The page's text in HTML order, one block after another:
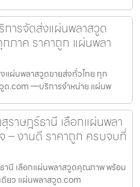
ารจัดส่งแผ่นพลาสวูด
ภาค ราคาถูก แผ่นพลา
แผ่นพลาสวูดขายส่งทั่วไทย ทุก
ด.com —บริการจำหน่าย แผ่นพ
ราษฎร์ธานี เลือกแผ่นพลา
– งานดี ราคาถูก ครบจบที่
านี เลือกแผ่นพลาสวูดคุณภาพ พร้อม
ดียว แผ่นพลาสวูด.com